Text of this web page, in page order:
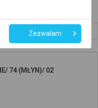
74 (MŁYN)/ 02
Zezwalam